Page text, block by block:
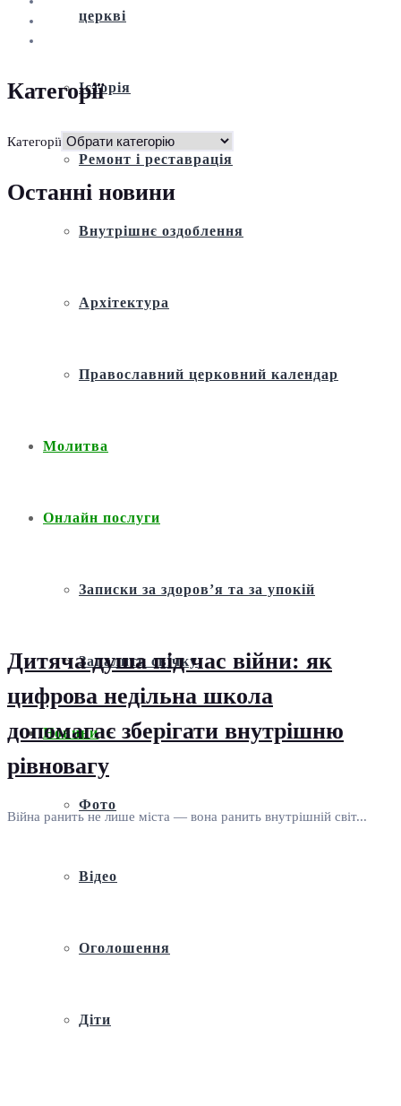
церкві
Історія
Ремонт і реставрація
Внутрішнє оздоблення
Архітектура
Православний церковний календар
Молитва
Онлайн послуги
Записки за здоров’я та за упокій
Запалити свічку
Новини
Фото
Відео
Оголошення
Діти
Категорії
Категорії
Останні новини
Дитяча душа під час війни: як
цифрова недільна школа
допомагає зберігати внутрішню
рівновагу
Війна ранить не лише міста — вона ранить внутрішній світ...